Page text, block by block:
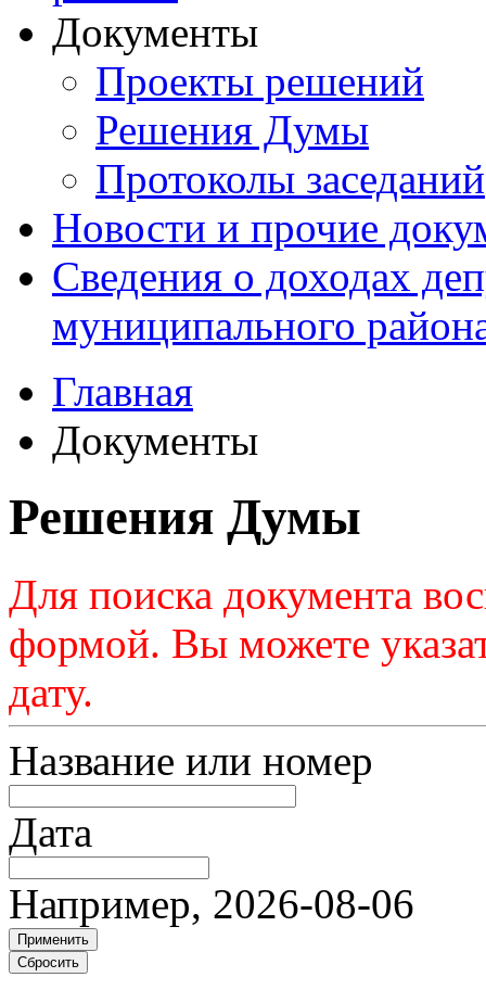
Документы
Проекты решений
Решения Думы
Протоколы заседаний
Новости и прочие
Сведения о доходах
муниципального
Главная
Документы
Решения Думы
Для поиска документа
формой. Вы можете
дату.
Название или номер
Дата
Например, 2026-08-06